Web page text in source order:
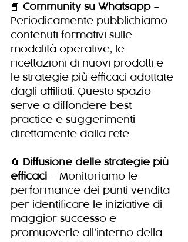
📘 Community su Whatsapp –
Periodicamente pubblichiamo
contenuti formativi sulle
modalità operative, le
ricettazioni di nuovi prodotti e
le strategie più efficaci adottate
dagli affiliati. Questo spazio
serve a diffondere best
practice e suggerimenti
direttamente dalla rete.
🔄 Diffusione delle strategie più
efficaci – Monitoriamo le
performance dei punti vendita
per identificare le iniziative di
maggior successo e
promuoverle all’interno della